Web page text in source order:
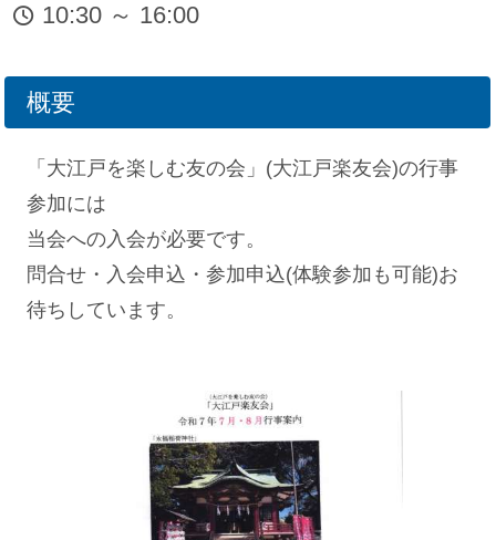
10:30 ～ 16:00
概要
「大江戸を楽しむ友の会」(大江戸楽友会)の行事
参加には
当会への入会が必要です。
問合せ・入会申込・参加申込(体験参加も可能)お
待ちしています。